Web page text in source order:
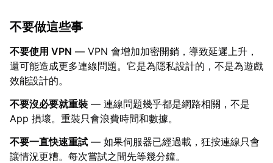
不要做這些事
不要使用 VPN — VPN 會增加加密開銷，導致延遲上升，
還可能造成更多連線問題。它是為隱私設計的，不是為遊戲
效能設計的。
不要沒必要就重裝 — 連線問題幾乎都是網路相關，不是
App 損壞。重裝只會浪費時間和數據。
不要一直快速重試 — 如果伺服器已經過載，狂按連線只會
讓情況更糟。每次嘗試之間先等幾分鐘。